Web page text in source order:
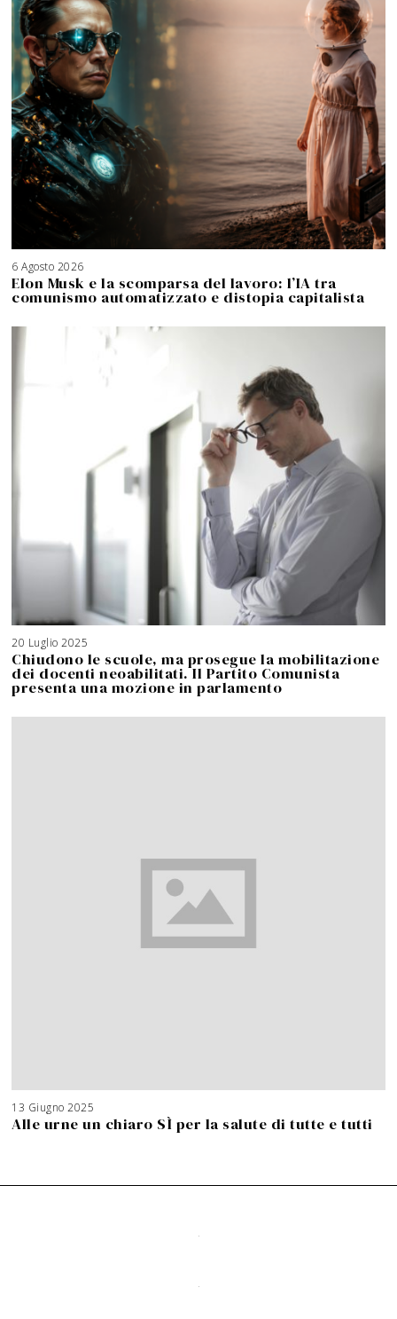
6 Agosto 2026
Elon Musk e la scomparsa del lavoro: l’IA tra
comunismo automatizzato e distopia capitalista
20 Luglio 2025
A
g
o
s
t
o
2
Chiudono le scuole, ma prosegue la mobilitazione
dei docenti neoabilitati. Il Partito Comunista
presenta una mozione in parlamento
13 Giugno 2025
Alle urne un chiaro SÌ per la salute di tutte e tutti